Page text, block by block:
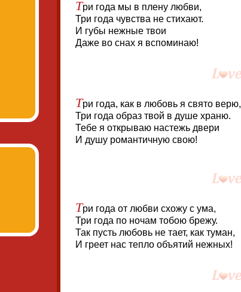
Три года мы в плену любви,
Три года чувства не стихают.
И губы нежные твои
Даже во снах я вспоминаю!
Три года, как в любовь я свято верю,
Три года образ твой в душе храню.
Тебе я открываю настежь двери
И душу романтичную свою!
Три года от любви схожу с ума,
Три года по ночам тобою брежу.
Так пусть любовь не тает, как туман,
И греет нас тепло объятий нежных!